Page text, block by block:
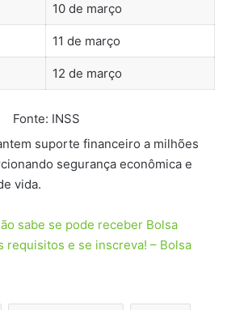
10 de março
11 de março
12 de março
Fonte: INSS
suporte financeiro a milhões
segurança econômica e
vida.
sabe se pode receber Bolsa
requisitos e se inscreva! – Bolsa